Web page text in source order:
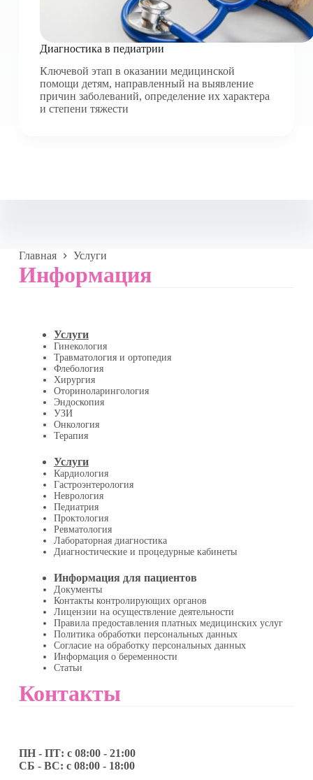
Диагностика в педиатрии
Ключевой этап в оказании медицинской
помощи детям, направленный на выявление
причин заболеваний, определение их характера
и степени тяжести
Главная Услуги
Информация
Услуги
Гинекология
Травматология и ортопедия
Флебология
Хирургия
Оториноларингология
Эндоскопия
УЗИ
Онкология
Терапия
Услуги
Кардиология
Гастроэнтерология
Неврология
Педиатрия
Проктология
Ревматология
Лабораторная диагностика
Диагностические и процедурные кабинеты
Информация для пациентов
Документы
Контакты контролирующих органов
Лицензии на осуществление деятельности
Правила предоставления платных медицинских услуг
Политика обработки персональных данных
Согласие на обработку персональных данных
Информация о беременности
Статьи
Контакты
ПН - ПТ: с 08:00 - 21:00
СБ - ВС: с 08:00 - 18:00